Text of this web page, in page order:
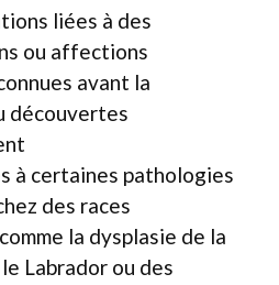
liées à des
ou affections
avant la
découvertes
à certaines pathologies
des races
la dysplasie de la
Labrador ou des